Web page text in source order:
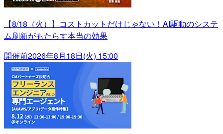
【8/18（火）】コストカットだけじゃない！AI駆動のシステ
ム刷新がもたらす本当の効果
開催前2026年8月18日(火) 15:00